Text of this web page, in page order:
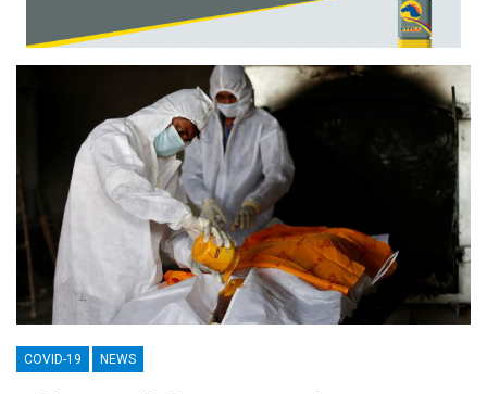
COVID-19 NEWS